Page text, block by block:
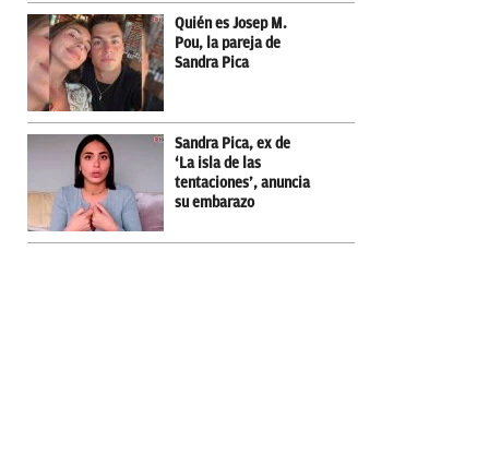
Quién es Josep M.
Pou, la pareja de
Sandra Pica
Sandra Pica, ex de
‘La isla de las
tentaciones’, anuncia
su embarazo